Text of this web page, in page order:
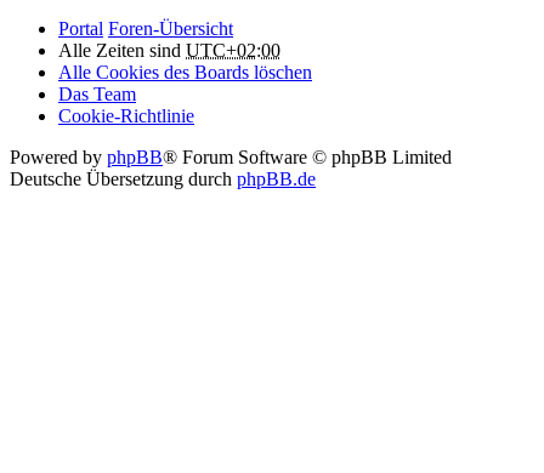
Portal Foren-Übersicht
Alle Zeiten sind UTC+02:00
Alle Cookies des Boards löschen
Das Team
Cookie-Richtlinie
Powered by phpBB® Forum Software © phpBB Limited
Deutsche Übersetzung durch phpBB.de